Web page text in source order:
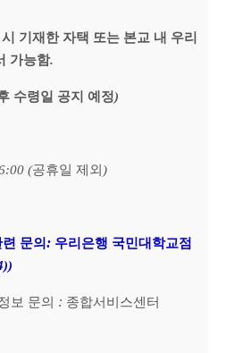
기재한 자택 또는 본교 내 우리
가능함.
수령일 공지 예정)
(공휴일 제외 )
문의: 우리은행 국민대학교점
보 문의 : 종합서비스센터